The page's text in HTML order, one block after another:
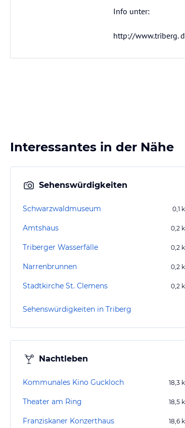
Info unter:
http://www.triberg.
Interessantes in der Nähe
Sehenswürdigkeiten
Schwarzwaldmuseum 0,1
Amtshaus 0,2
Triberger Wasserfälle 0,2
Narrenbrunnen 0,2
Stadtkirche St. Clemens 0,2
Sehenswürdigkeiten in Triberg
Nachtleben
Kommunales Kino Guckloch 18,3
Theater am Ring 18,5
Franziskaner Konzerthaus 18,6